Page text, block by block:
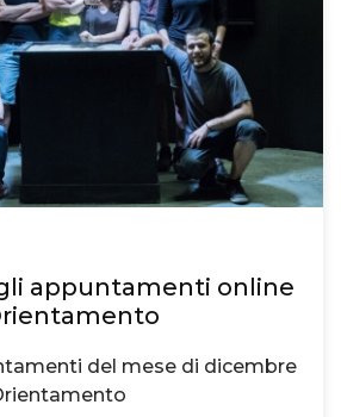
appuntamenti online
del mese di dicembre